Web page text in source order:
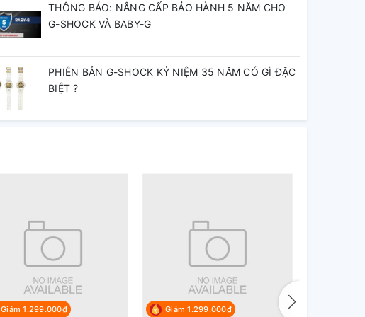
THÔNG BÁO: NÂNG CẤP BẢO HÀNH 5 NĂM CHO
G-SHOCK VÀ BABY-G
PHIÊN BẢN G-SHOCK KỶ NIỆM 35 NĂM CÓ GÌ ĐẶC
BIỆT ?
Giảm 1.299.000₫ Giảm 1.299.000₫